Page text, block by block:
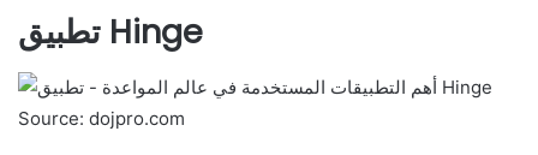
تطبيق Hinge
Source: dojpro.com